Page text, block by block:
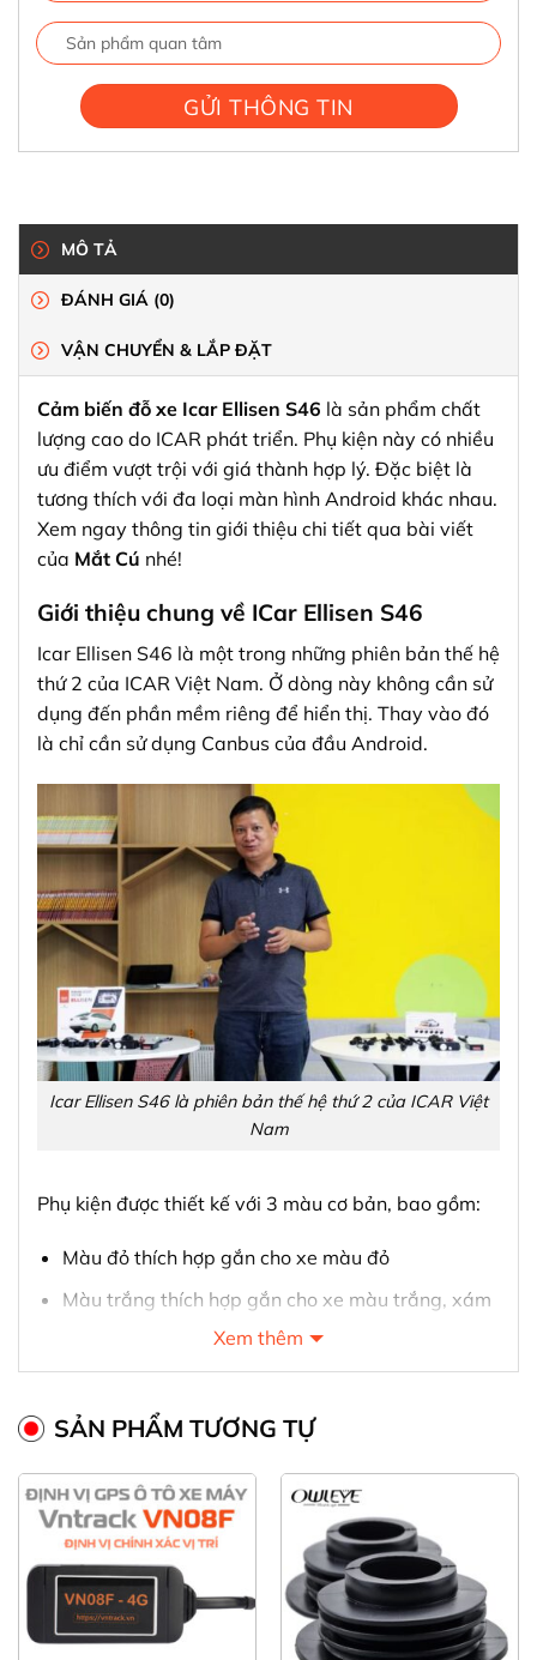
MÔ TẢ
ĐÁNH GIÁ (0)
VẬN CHUYỂN & LẮP ĐẶT
Cảm biến đỗ xe Icar Ellisen S46 là sản phẩm chất
lượng cao do ICAR phát triển. Phụ kiện này có nhiều
ưu điểm vượt trội với giá thành hợp lý. Đặc biệt là
tương thích với đa loại màn hình Android khác nhau.
Xem ngay thông tin giới thiệu chi tiết qua bài viết
của Mắt Cú nhé!
Giới thiệu chung về ICar Ellisen S46
Icar Ellisen S46 là một trong những phiên bản thế hệ
thứ 2 của ICAR Việt Nam. Ở dòng này không cần sử
dụng đến phần mềm riêng để hiển thị. Thay vào đó
là chỉ cần sử dụng Canbus của đầu Android.
Icar Ellisen S46 là phiên bản thế hệ thứ 2 của ICAR Việt
Nam
Phụ kiện được thiết kế với 3 màu cơ bản, bao gồm:
Màu đỏ thích hợp gắn cho xe màu đỏ
Màu trắng thích hợp gắn cho xe màu trắng, xám
Màu đen hoàn toàn thích hợp gắn cho tất cả loại
ICar Ellisen S46
Thiết bị đỗ xe cảm biến ICar Ellisen S46 thường
được dùng để lắp cho những loại xe đạt tiêu chí sau:
Xem thêm
SẢN PHẨM TƯƠNG TỰ